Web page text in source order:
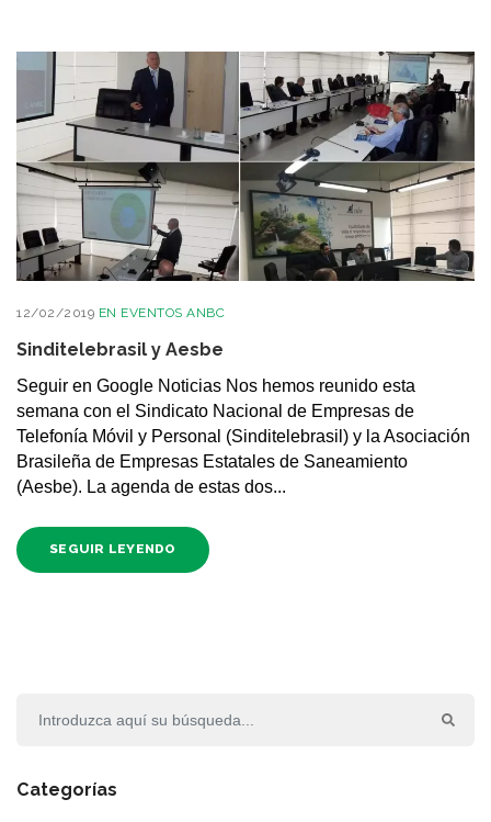
12/02/2019 EN EVENTOS ANBC
Sinditelebrasil y Aesbe
Seguir en Google Noticias Nos hemos reunido esta
semana con el Sindicato Nacional de Empresas de
Telefonía Móvil y Personal (Sinditelebrasil) y la Asociación
Brasileña de Empresas Estatales de Saneamiento
(Aesbe). La agenda de estas dos...
SEGUIR LEYENDO
Categorías